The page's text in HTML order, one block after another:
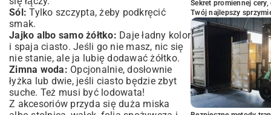
Sól: Tylko szczypta, żeby podkręcić
smak.
Jajko albo samo żółtko: Daje ładny kolor
i spaja ciasto. Jeśli go nie masz, nic się
nie stanie, ale ja lubię dodawać żółtko.
Zimna woda: Opcjonalnie, dosłownie
łyżka lub dwie, jeśli ciasto będzie zbyt
suche. Też musi być lodowata!
Z akcesoriów przyda się duża miska
Sekret promiennej
Twój najlepszy